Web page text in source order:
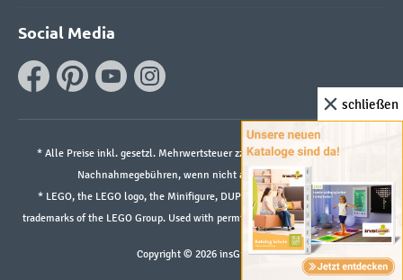
Social Media
* Alle Preise inkl. gesetzl. Mehrwertsteuer zzgl.Versandkostenund ggf.
Nachnahmegebühren, wenn nicht anders angegeben.
* LEGO, the LEGO logo, the Minifigure, DUPLO, and the SPIKE logo are
trademarks of the LEGO Group. Used with permission. ©2026 The LEGO Group
Copyright © 2026 insGraf.de
schließen